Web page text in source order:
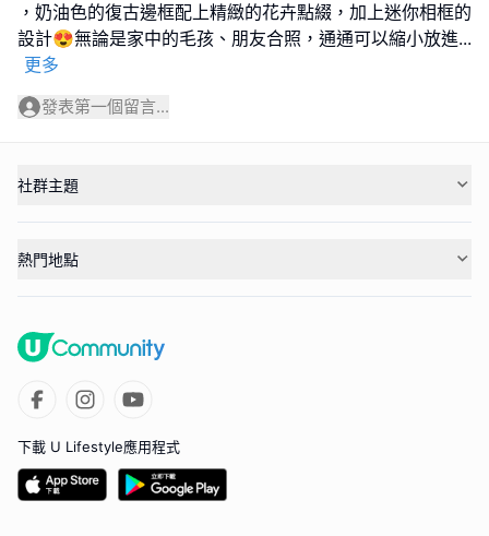
，奶油色的復古邊框配上精緻的花卉點綴，加上迷你相框的
設計😍無論是家中的毛孩、朋友合照，通通可以縮小放進...
更多
發表第一個留言...
社群主題
熱門地點
下載 U Lifestyle應用程式